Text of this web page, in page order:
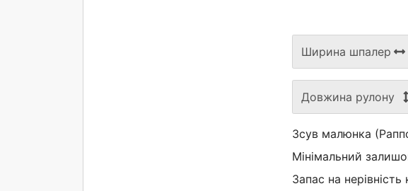
Ширина шпалер
Довжина рулону
Зсув малюнка
Мінімальний
Запас на нерівність